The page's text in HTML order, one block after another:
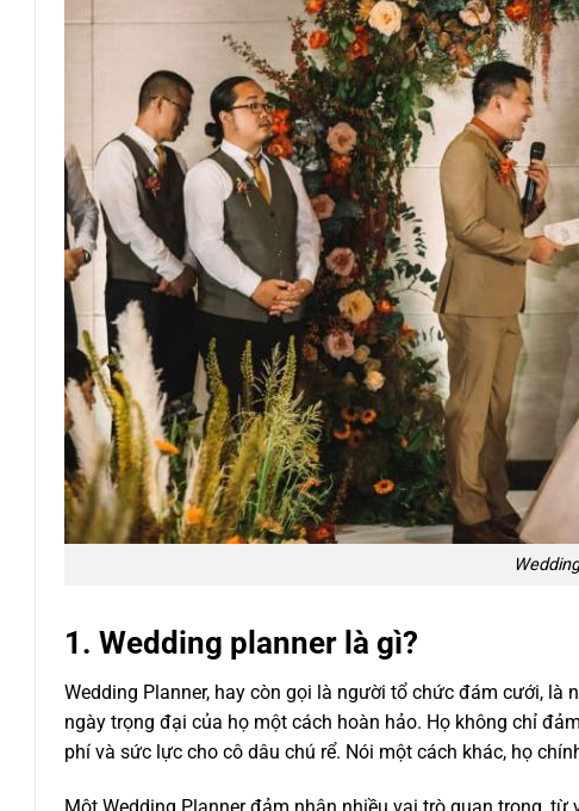
1. Wedding planner là gì?
Wedding Planner, hay còn gọi là người tổ chức đám cưới,
ngày trọng đại của họ một cách hoàn hảo. Họ không chỉ
phí và sức lực cho cô dâu chú rể. Nói một cách khác, họ